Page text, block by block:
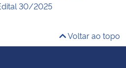
30/2025
Voltar ao topo